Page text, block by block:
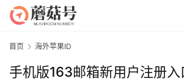
首页 海外苹果ID
Reconnect: 2
手机版163邮箱新用户注册